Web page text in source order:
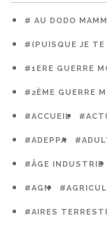
# AU DODO
#(PUISQUE JE TE
#1ERE GUERRE
#2ÈME GUERRE
#ACCUEIL
#ADEPPA
#ÂGE INDUSTRIE
#AGN
#AIRES